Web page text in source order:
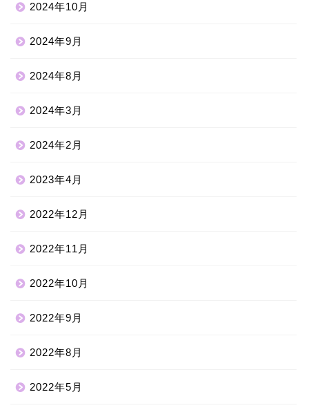
2024年10月
2024年9月
2024年8月
2024年3月
2024年2月
2023年4月
2022年12月
2022年11月
2022年10月
2022年9月
2022年8月
2022年5月